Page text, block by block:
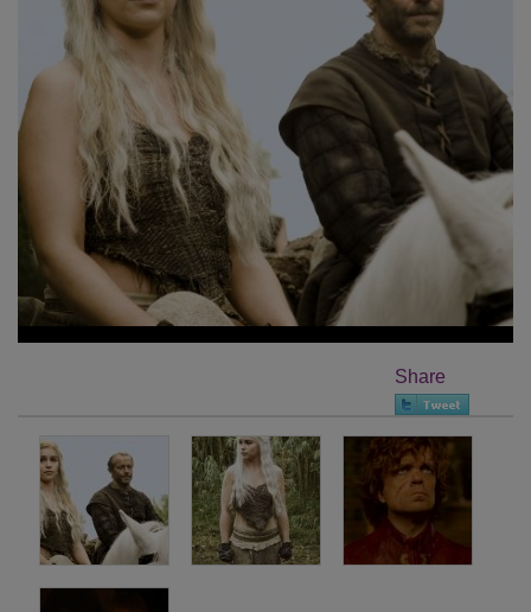
Share